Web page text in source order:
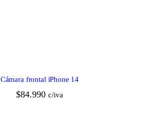
Cámara frontal iPhone 14
$84.990 c/iva